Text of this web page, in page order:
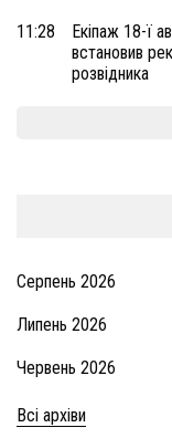
11:28
Екіпаж 18-ї
встановив
розвідника
Серпень 2026
Липень 2026
Червень 2026
Всі архіви